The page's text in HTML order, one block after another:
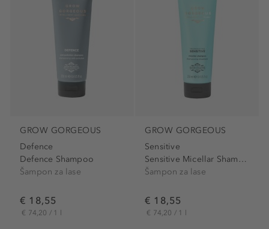
GROW GORGEOUS
Defence
Defence Shampoo
Šampon za lase
€ 18,55
€ 74,20 / 1 l
GROW GORGEOUS
Sensitive
Sensitive Micellar Shampoo
Šampon za lase
€ 18,55
€ 74,20 / 1 l